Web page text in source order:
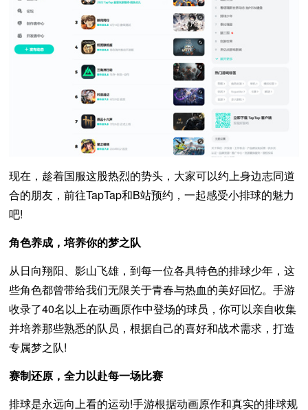
现在，趁着国服这股热烈的势头，大家可以约上身边志同道
合的朋友，前往TapTap和B站预约，一起感受小排球的魅力
吧!
角色养成，培养你的梦之队
从日向翔阳、影山飞雄，到每一位各具特色的排球少年，这
些角色都曾带给我们无限关于青春与热血的美好回忆。手游
收录了40名以上在动画原作中登场的球员，你可以亲自收集
并培养那些熟悉的队员，根据自己的喜好和战术需求，打造
专属梦之队!
赛制还原，全力以赴每一场比赛
排球是永远向上看的运动!手游根据动画原作和真实的排球规